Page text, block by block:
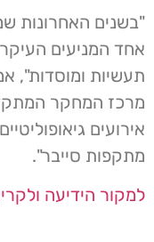
"בשנים האחרונות
אחד המניעים
תעשיות ומוסדות",
אירועים
מתקפות סייבר".
למקור הידיעה